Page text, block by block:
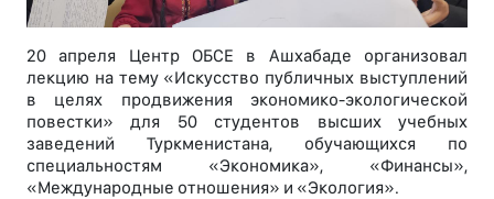
20 апреля Центр ОБСЕ в Ашхабаде организовал
лекцию на тему «Искусство публичных выступлений
в целях продвижения экономико-экологической
повестки» для 50 студентов высших учебных
заведений Туркменистана, обучающихся по
специальностям «Экономика», «Финансы»,
«Международные отношения» и «Экология».